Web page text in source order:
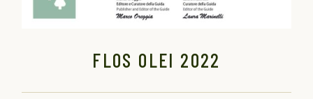
FLOS OLEI 2022